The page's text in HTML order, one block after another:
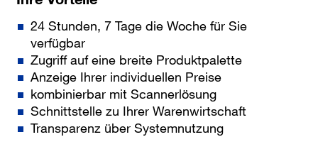
24 Stunden, 7 Tage die Woche für Sie
verfügbar
Zugriff auf eine breite Produktpalette
Anzeige Ihrer individuellen Preise
kombinierbar mit Scannerlösung
Schnittstelle zu Ihrer Warenwirtschaft
Transparenz über Systemnutzung